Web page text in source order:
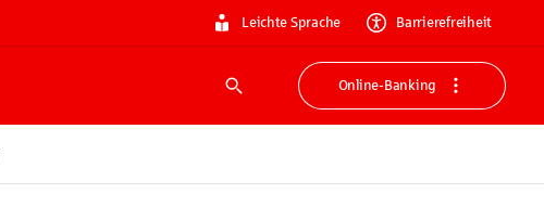
Leichte Sprache Barrierefreiheit
Suche
Online-Banking